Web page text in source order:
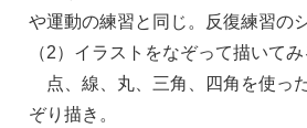
や運動の練習と同じ。反復練習の
（2）イラストをなぞって描いてみ
点、線、丸、三角、四角を使っ
ぞり描き。